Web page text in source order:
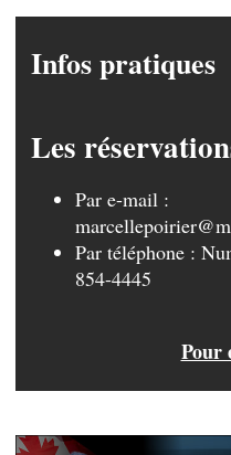
Infos pratiques
Les
Par e-mail :
Par téléphone :
854-4445
Pour